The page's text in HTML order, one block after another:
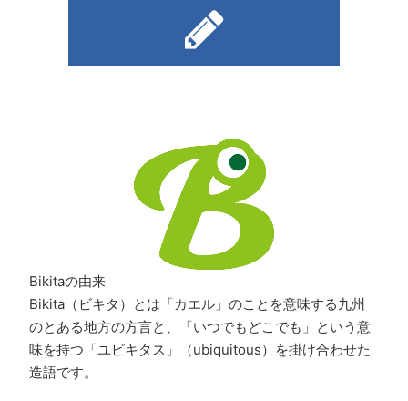
Bikitaの由来
Bikita（ビキタ）とは「カエル」のことを意味する九州
のとある地方の方言と、「いつでもどこでも」という意
味を持つ「ユビキタス」（ubiquitous）を掛け合わせた
造語です。